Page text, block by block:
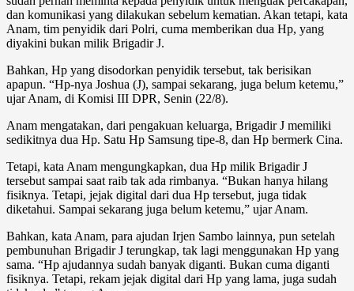
dan komunikasi yang dilakukan sebelum kematian. Akan tetapi, kata
Anam, tim penyidik dari Polri, cuma memberikan dua Hp, yang
diyakini bukan milik Brigadir J.
Bahkan, Hp yang disodorkan penyidik tersebut, tak berisikan
apapun. “Hp-nya Joshua (J), sampai sekarang, juga belum ketemu,”
ujar Anam, di Komisi III DPR, Senin (22/8).
Anam mengatakan, dari pengakuan keluarga, Brigadir J memiliki
sedikitnya dua Hp. Satu Hp Samsung tipe-8, dan Hp bermerk Cina.
Tetapi, kata Anam mengungkapkan, dua Hp milik Brigadir J
tersebut sampai saat raib tak ada rimbanya. “Bukan hanya hilang
fisiknya. Tetapi, jejak digital dari dua Hp tersebut, juga tidak
diketahui. Sampai sekarang juga belum ketemu,” ujar Anam.
Bahkan, kata Anam, para ajudan Irjen Sambo lainnya, pun setelah
pembunuhan Brigadir J terungkap, tak lagi menggunakan Hp yang
sama. “Hp ajudannya sudah banyak diganti. Bukan cuma diganti
fisiknya. Tetapi, rekam jejak digital dari Hp yang lama, juga sudah